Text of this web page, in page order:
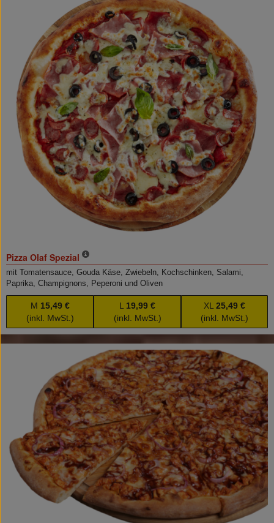
Pizza Olaf Spezial
mit Tomatensauce, Gouda Käse, Zwiebeln, Kochschinken, Salami,
Paprika, Champignons, Peperoni und Oliven
M 15,49 €
(inkl. MwSt.)
L 19,99 €
(inkl. MwSt.)
XL 25,49 €
(inkl. MwSt.)